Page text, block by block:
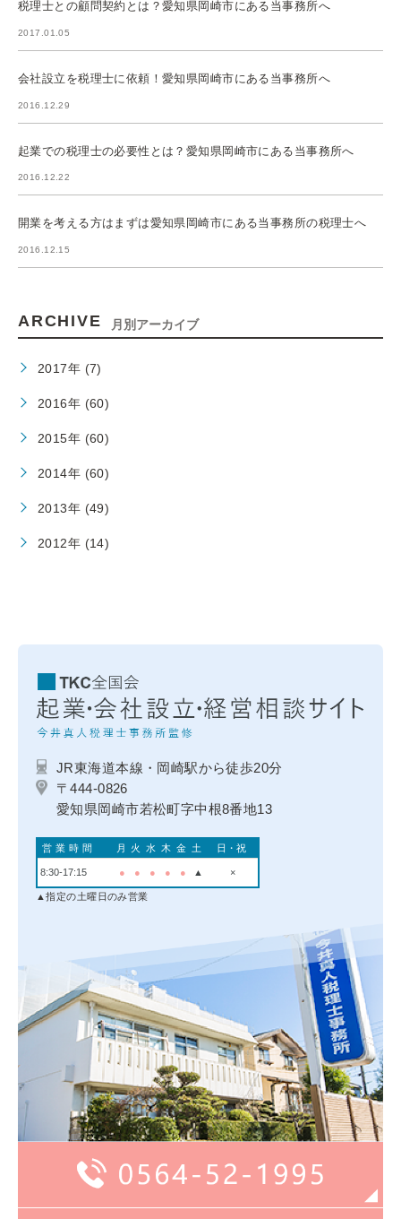
税理士との顧問契約とは？愛知県岡崎市にある当事務所へ
2017.01.05
会社設立を税理士に依頼！愛知県岡崎市にある当事務所へ
2016.12.29
起業での税理士の必要性とは？愛知県岡崎市にある当事務所へ
2016.12.22
開業を考える方はまずは愛知県岡崎市にある当事務所の税理士へ
2016.12.15
ARCHIVE 月別アーカイブ
2017年 (7)
2016年 (60)
2015年 (60)
2014年 (60)
2013年 (49)
2012年 (14)
JR東海道本線・岡崎駅から徒歩20分
〒444-0826
愛知県岡崎市若松町字中根8番地13
営業時間 月 火 水 木 金 土 日・祝
8:30-17:15 ● ● ● ● ● ▲ ×
▲指定の土曜日のみ営業